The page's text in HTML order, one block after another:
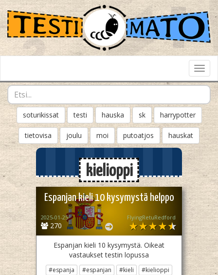
soturikissat testi hauska sk harrypotter
tietovisa joulu moi putoatjos hauskat
kielioppi
Espanjan kieli 10 kysymystä helppo
270
2025-01-25 FlyingRetuRedford
Espanjan kieli 10 kysymystä. Oikeat
vastaukset testin lopussa
#espanja #espanjan #kieli
#kielioppi